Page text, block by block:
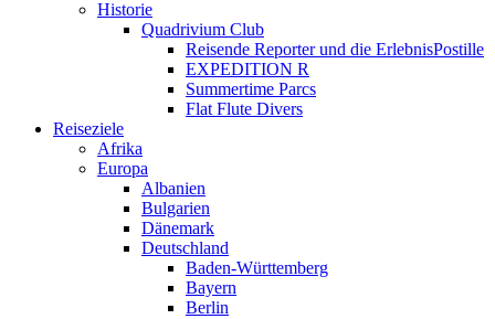
Historie
Quadrivium Club
Reisende Reporter und die ErlebnisPostille
EXPEDITION R
Summertime Parcs
Flat Flute Divers
Reiseziele
Afrika
Europa
Albanien
Bulgarien
Dänemark
Deutschland
Baden-Württemberg
Bayern
Berlin